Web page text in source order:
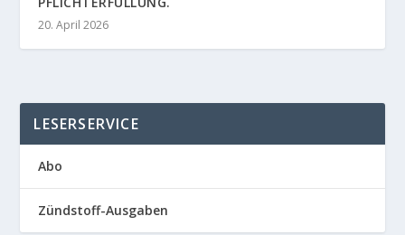
20. April 2026
LESERSERVICE
Abo
Zündstoff-Ausgaben